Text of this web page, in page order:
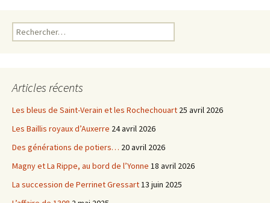
Rechercher :
Articles récents
Les bleus de Saint-Verain et les Rochechouart 25 avril 2026
Les Baillis royaux d’Auxerre 24 avril 2026
Des générations de potiers… 20 avril 2026
Magny et La Rippe, au bord de l’Yonne 18 avril 2026
La succession de Perrinet Gressart13 juin 2025